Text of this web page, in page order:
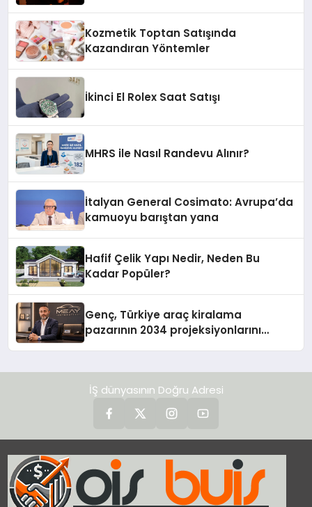
Kozmetik Toptan Satışında
Kazandıran Yöntemler
İkinci El Rolex Saat Satışı
MHRS ile Nasıl Randevu Alınır?
İtalyan General Cosimato: Avrupa’da
kamuoyu barıştan yana
Hafif Çelik Yapı Nedir, Neden Bu
Kadar Popüler?
Genç, Türkiye araç kiralama
pazarının 2034 projeksiyonlarını
İŞ dünyasının Doğru Adresi